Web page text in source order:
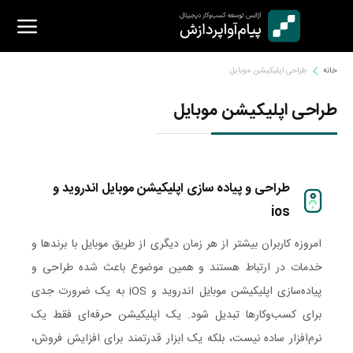
content
خانه طراحی اپلیکیشن موبایل
طراحی اپلیکیشن موبایل
طراحی و پیاده سازی اپلیکیشن موبایل اندروید و
ios
امروزه کاربران بیشتر از هر زمان دیگری از طریق موبایل با برندها و
خدمات در ارتباط هستند و همین موضوع باعث شده طراحی و
پیاده‌سازی اپلیکیشن موبایل اندروید و iOS به یک ضرورت جدی
برای کسب‌وکارها تبدیل شود. یک اپلیکیشن حرفه‌ای فقط یک
نرم‌افزار ساده نیست، بلکه یک ابزار قدرتمند برای افزایش فروش،